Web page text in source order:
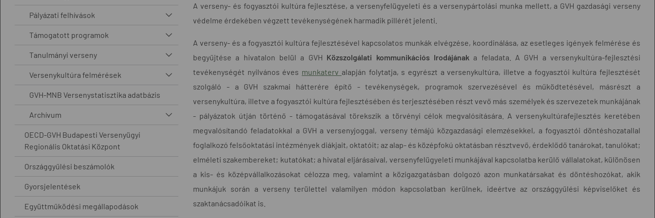
Pályázati felhívások
Támogatott programok
Tanulmányi verseny
Versenykultúra felmérések
GVH-MNB Versenystatisztika adatbázis
Archívum
OECD-GVH Budapesti Versenyügyi
Regionális Oktatási Központ
Országgyűlési beszámolók
Gyorsjelentések
Együttműködési megállapodások
A verseny- és fogyasztói kultúra fejlesztése, a versenyfelügyeleti és a versenypártolási munka mellett, a GVH gazdasági verseny
védelme érdekében végzett tevékenységének harmadik pillérét jelenti.
A verseny- és a fogyasztói kultúra fejlesztésével kapcsolatos munkák elvégzése, koordinálása, az esetleges igények felmérése és
begyűjtése a hivatalon belül a GVH Közszolgálati kommunikációs Irodájának a feladata. A GVH a versenykultúra-fejlesztési
tevékenységét nyilvános éves munkaterv alapján folytatja, s egyrészt a versenykultúra, illetve a fogyasztói kultúra fejlesztését
szolgáló - a GVH szakmai hátterére építő - tevékenységek, programok szervezésével és működtetésével, másrészt a
versenykultúra, illetve a fogyasztói kultúra fejlesztésében és terjesztésében részt vevő más személyek és szervezetek munkájának
- pályázatok útján történő - támogatásával törekszik a törvényi célok megvalósítására. A versenykultúrafejlesztés keretében
megvalósítandó feladatokkal a GVH a versenyjoggal, verseny témájú közgazdasági elemzésekkel, a fogyasztói döntéshozatallal
foglalkozó felsőoktatási intézmények diákjait, oktatóit; az alap- és középfokú oktatásban résztvevő, érdeklődő tanárokat, tanulókat;
elméleti szakembereket; kutatókat; a hivatal eljárásaival, versenyfelügyeleti munkájával kapcsolatba kerülő vállalatokat, különösen
a kis- és középvállalkozásokat célozza meg, valamint a közigazgatásban dolgozó azon munkatársakat és döntéshozókat, akik
munkájuk során a verseny területtel valamilyen módon kapcsolatban kerülnek, ideértve az országgyűlési képviselőket és
szaktanácsadóikat is.